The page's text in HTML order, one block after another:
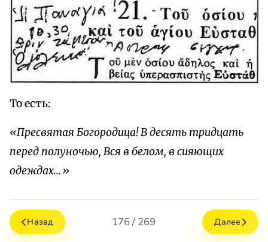
То есть:
«Пресвятая Богородица! В десять тридцать
перед полуночью, Вся в белом, в сияющих
одеждах...»
Назад 176 / 269 Далее